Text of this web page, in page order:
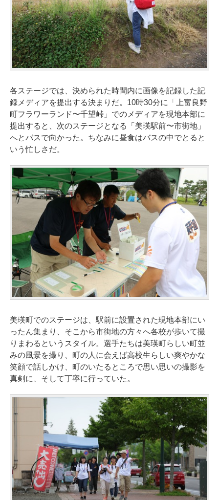
各ステージでは、決められた時間内に画像を記録した記
録メディアを提出する決まりだ。10時30分に「上富良野
町フラワーランド〜千望峠」でのメディアを現地本部に
提出すると、次のステージとなる「美瑛駅前〜市街地」
へとバスで向かった。ちなみに昼食はバスの中でとると
いう忙しさだ。
美瑛町でのステージは、駅前に設置された現地本部にい
ったん集まり、そこから市街地の方々へ各校が歩いて撮
りまわるというスタイル。選手たちは美瑛町らしい町並
みの風景を撮り、町の人に会えば高校生らしい爽やかな
笑顔で話しかけ、町のいたるところで思い思いの撮影を
真剣に、そして丁寧に行っていた。